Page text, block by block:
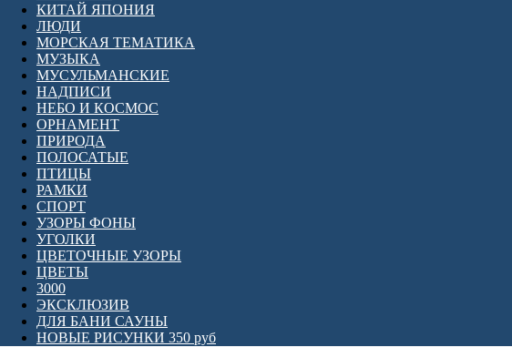
КИТАЙ ЯПОНИЯ
ЛЮДИ
МОРСКАЯ ТЕМАТИКА
МУЗЫКА
МУСУЛЬМАНСКИЕ
НАДПИСИ
НЕБО И КОСМОС
ОРНАМЕНТ
ПРИРОДА
ПОЛОСАТЫЕ
ПТИЦЫ
РАМКИ
СПОРТ
УЗОРЫ ФОНЫ
УГОЛКИ
ЦВЕТОЧНЫЕ УЗОРЫ
ЦВЕТЫ
3000
ЭКСКЛЮЗИВ
ДЛЯ БАНИ САУНЫ
НОВЫЕ РИСУНКИ 350 руб